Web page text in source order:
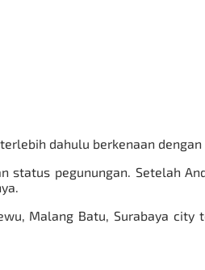
dahulu berkenaan
pegunungan. Setelah
Malang Batu, Surabaya city